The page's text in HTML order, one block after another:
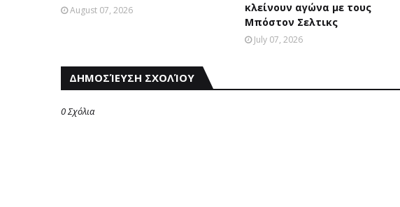
August 07, 2026
κλείνουν αγώνα με τους
Μπόστον Σελτικς
July 07, 2026
ΔΗΜΟΣΊΕΥΣΗ ΣΧΟΛΊΟΥ
0 Σχόλια